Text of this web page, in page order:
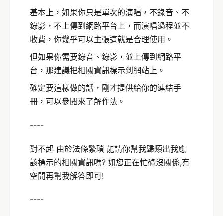
基本上，如果你只是單次的演唱，不錄音、不
錄影，不上傳到網路平台上，而演唱過程並不
收費，你幾乎可以主張這就是合理使用。
但如果你需要錄音、錄影，並上傳到網路平
台，那建議把相關資訊標示到網站上。
確定要這樣做的話，剛才提供給你的連結手
冊，可以參閱來了解作法。
----
對不起 由於法條繁瑣 能請你幫我歸類出我應
該標示的相關資訊嗎? 如您正在忙碌沒關係,有
空閒再幫我解答即可!
----